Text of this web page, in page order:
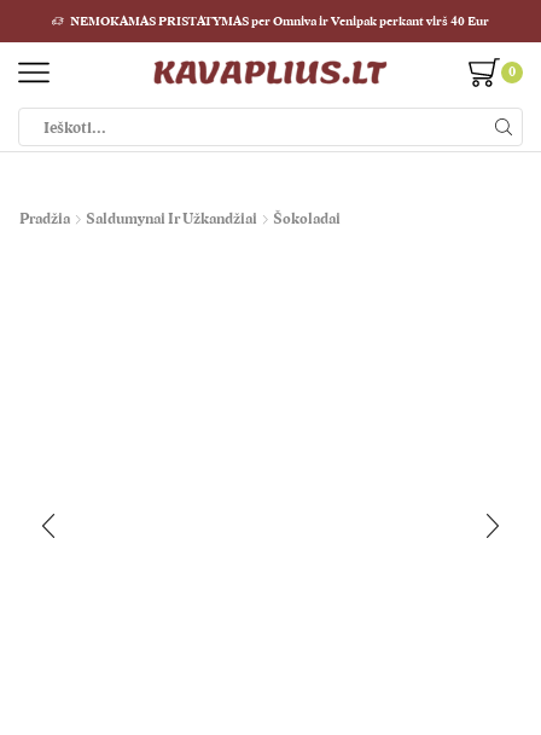
NEMOKAMAS PRISTATYMAS per Omniva ir Venipak perkant virš 40 Eur
0
Pradžia Saldumynai Ir Užkandžiai Šokoladai